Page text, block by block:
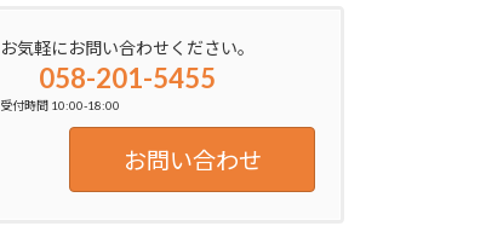
お気軽にお問い合わせください。
058-201-5455
受付時間 10:00-18:00
お問い合わせ